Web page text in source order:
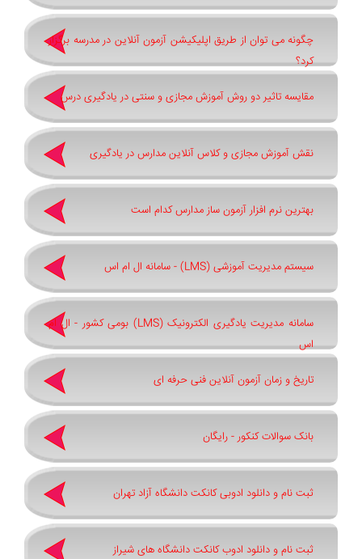
چگونه می توان از طریق اپلیکیشن آزمون آنلاین در مدرسه برگزار
کرد؟
مقایسه تاثیر دو روش آموزش مجازی و سنتی در یادگیری درس
نقش آموزش مجازی و کلاس آنلاین مدارس در یادگیری
بهترین نرم افزار آزمون ساز مدارس کدام است
سیستم مدیریت آموزشی (LMS) - سامانه ال ام اس
سامانه مدیریت یادگیری الکترونیک (LMS) بومی کشور - ال ام
اس
تاریخ و زمان آزمون آنلاین فنی حرفه ای
بانک سوالات کنکور - رایگان
ثبت نام و دانلود ادوبی کانکت دانشگاه آزاد تهران
ثبت نام و دانلود ادوب کانکت دانشگاه های شیراز